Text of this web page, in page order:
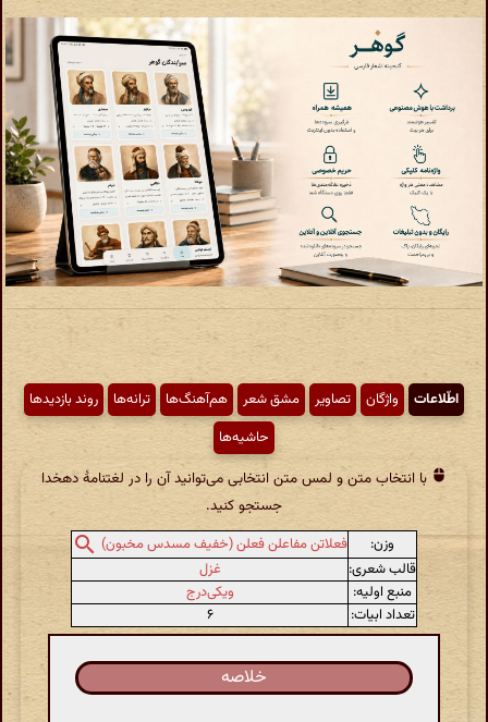
اطّلاعات واژگان تصاویر مشق شعر هم‌آهنگ‌ها ترانه‌ها
روند بازدیدها
حاشیه‌ها
با انتخاب متن و لمس متن انتخابی می‌توانید آن را در لغتنامهٔ دهخدا
جستجو کنید.
وزن:
فعلاتن مفاعلن فعلن (خفیف مسدس مخبون)
قالب شعری:
غزل
منبع اولیه:
ویکی‌درج
تعداد ابیات:
۶
خلاصه